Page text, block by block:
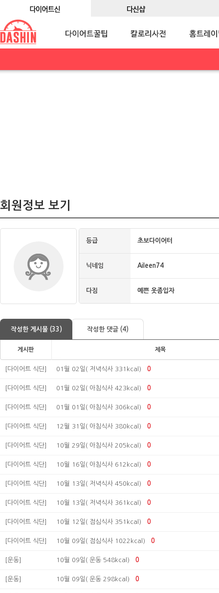
회원정보 보기
등급 초보다이어터
닉네임 Aileen74
다짐 예쁜 옷좀입자
작성한 게시물 (33) 작성한 댓글 (4)
게시판 제목
[다이어트 식단] 01월 02일( 저녁식사 331kcal) 0
[다이어트 식단] 01월 02일( 아침식사 423kcal) 0
[다이어트 식단] 01월 01일( 아침식사 306kcal) 0
[다이어트 식단] 12월 31일( 아침식사 380kcal) 0
[다이어트 식단] 10월 29일( 아침식사 205kcal) 0
[다이어트 식단] 10월 16일( 아침식사 612kcal) 0
[다이어트 식단] 10월 13일( 저녁식사 450kcal) 0
[다이어트 식단] 10월 13일( 저녁식사 361kcal) 0
[다이어트 식단] 10월 12일( 점심식사 351kcal) 0
[다이어트 식단] 10월 09일( 점심식사 1022kcal) 0
[운동] 10월 09일( 운동 548kcal) 0
[운동] 10월 09일( 운동 298kcal) 0